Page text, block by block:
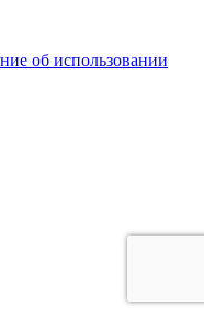
об использовании